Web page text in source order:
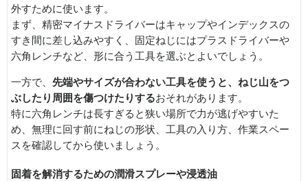
外すために使います。
まず、精密マイナスドライバーはキャップやインデックスの
すき間に差し込みやすく、固定ねじにはプラスドライバーや
六角レンチなど、形に合う工具を選ぶとよいでしょう。
一方で、 先端やサイズが合わない工具を使うと、ねじ山をつ
ぶしたり周囲を傷つけたりするおそれがあります。
特に六角レンチは長すぎると狭い場所で力が逃げやすいた
め、無理に回す前にねじの形状、工具の入り方、作業スペー
スを確認してから使いましょう。
固着を解消するための潤滑スプレーや浸透油